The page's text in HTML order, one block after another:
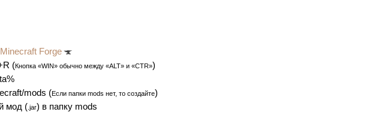
Minecraft Forge
(Кнопка «WIN» обычно между «ALT» и «CTR»)
mods (Если папки mods нет, то создайте)
мод ( .jar) в папку mods